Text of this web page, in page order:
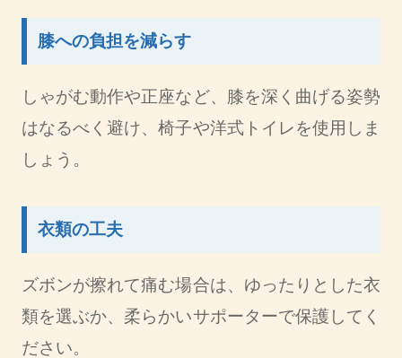
膝への負担を減らす
しゃがむ動作や正座など、膝を深く曲げる姿勢
はなるべく避け、椅子や洋式トイレを使用しま
しょう。
衣類の工夫
ズボンが擦れて痛む場合は、ゆったりとした衣
類を選ぶか、柔らかいサポーターで保護してく
ださい。